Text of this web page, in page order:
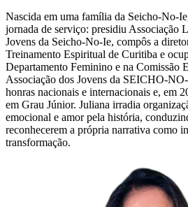
Nascida em uma família da Seicho-No-
jornada de serviço: presidiu Associação
Jovens da Seicho-No-Ie, compôs a
Treinamento Espiritual de Curitiba e
Departamento Feminino e na Comissão
Associação dos Jovens da SEICHO-
honras nacionais e internacionais e, em
em Grau Júnior. Juliana irradia
emocional e amor pela história,
reconhecerem a própria narrativa como
transformação.